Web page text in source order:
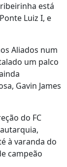
está
Luiz I, e
Aliados num
um palco
Gavin James
do FC
à varanda do
campeão